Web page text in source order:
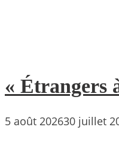
« Étrangers
5 août 202630 juillet